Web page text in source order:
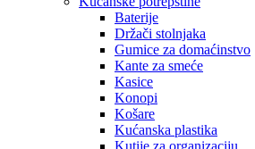
Baterije
Držači stolnjaka
Gumice za domaćinstvo
Kante za smeće
Kasice
Konopi
Košare
Kućanska plastika
Kutije za organizaciju